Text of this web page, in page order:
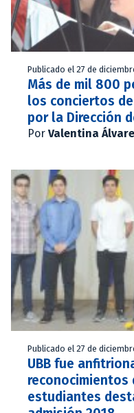
Publicado el 27 de
Más de mil 800
los conciertos
por la Dirección
Por Valentina
Publicado el 27 de
UBB fue
reconocimientos
estudiantes